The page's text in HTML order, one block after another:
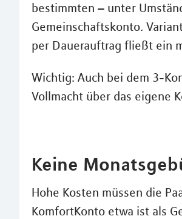
bestimmten – unter
Gemeinschaftskonto.
per Dauerauftrag fließt ein
Wichtig: Auch bei dem 3-
Vollmacht über das eigene
Keine
Hohe Kosten müssen die
KomfortKonto etwa ist als